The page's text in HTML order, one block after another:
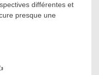
différentes et
presque une